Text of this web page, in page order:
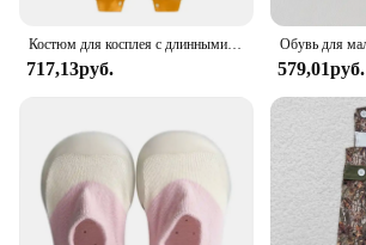
717,13руб. 579,01руб.